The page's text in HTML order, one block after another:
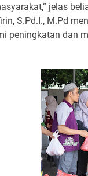
jelas
S.Pd.I., M.Pd
peningkatan dan